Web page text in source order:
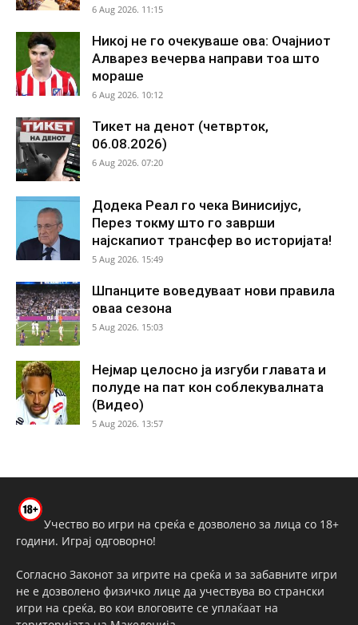
6 Aug 2026. 11:15
Никој не го очекуваше ова: Очајниот
Алварез вечерва направи тоа што
мораше
6 Aug 2026. 10:12
Тикет на денот (четврток,
06.08.2026)
6 Aug 2026. 07:20
Додека Реал го чека Винисијус,
Перез токму што го заврши
најскапиот трансфер во историјата!
5 Aug 2026. 15:49
Шпанците воведуваат нови правила
оваа сезона
5 Aug 2026. 15:03
Нејмар целосно ја изгуби главата и
полуде на пат кон соблекувалната
(Видео)
5 Aug 2026. 13:57
Учество во игри на среќа е дозволено за лица со 18+
години. Играј одговорно!
Согласно Законот за игрите на среќа и за забавните игри
не е дозволено физичко лице да учествува во странски
игри на среќа, во кои влоговите се уплаќаат на